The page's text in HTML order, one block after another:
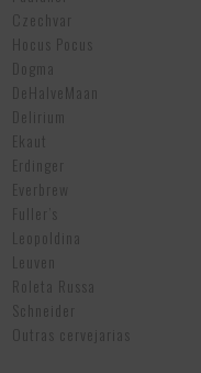
Czechvar
Hocus Pocus
Dogma
DeHalveMaan
Delirium
Ekaut
Erdinger
Everbrew
Fuller’s
Leopoldina
Leuven
Roleta Russa
Schneider
Outras cervejarias